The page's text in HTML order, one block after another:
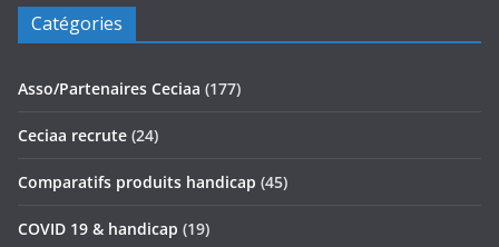
Catégories
Asso/Partenaires Ceciaa (177)
Ceciaa recrute (24)
Comparatifs produits handicap (45)
COVID 19 & handicap (19)